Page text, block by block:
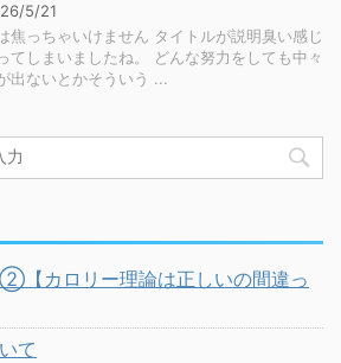
5/21
焦っちゃいけません タイトルが説明臭い感じ
てしまいましたね。 どんな努力をしても中々
出ないとかそういう ...
【カロリー理論は正しいの間違っ
て